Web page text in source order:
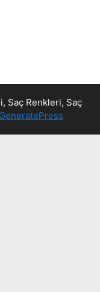
Saç Renkleri, Saç
GeneratePress